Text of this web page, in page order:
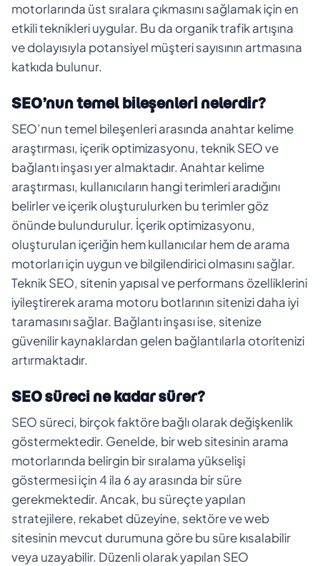
motorlarında üst sıralara çıkmasını sağlamak için en
etkili teknikleri uygular. Bu da organik trafik artışına
ve dolayısıyla potansiyel müşteri sayısının artmasına
katkıda bulunur.
SEO’nun temel bileşenleri nelerdir?
SEO’nun temel bileşenleri arasında anahtar kelime
araştırması, içerik optimizasyonu, teknik SEO ve
bağlantı inşası yer almaktadır. Anahtar kelime
araştırması, kullanıcıların hangi terimleri aradığını
belirler ve içerik oluşturulurken bu terimler göz
önünde bulundurulur. İçerik optimizasyonu,
oluşturulan içeriğin hem kullanıcılar hem de arama
motorları için uygun ve bilgilendirici olmasını sağlar.
Teknik SEO, sitenin yapısal ve performans özelliklerini
iyileştirerek arama motoru botlarının sitenizi daha iyi
taramasını sağlar. Bağlantı inşası ise, sitenize
güvenilir kaynaklardan gelen bağlantılarla otoritenizi
artırmaktadır.
SEO süreci ne kadar sürer?
SEO süreci, birçok faktöre bağlı olarak değişkenlik
göstermektedir. Genelde, bir web sitesinin arama
motorlarında belirgin bir sıralama yükselişi
göstermesi için 4 ila 6 ay arasında bir süre
gerekmektedir. Ancak, bu süreçte yapılan
stratejilere, rekabet düzeyine, sektöre ve web
sitesinin mevcut durumuna göre bu süre kısalabilir
veya uzayabilir. Düzenli olarak yapılan SEO